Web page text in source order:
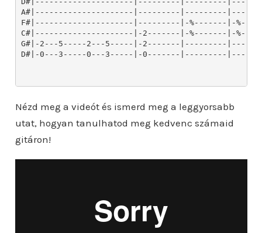
Nézd meg a videót és ismerd meg a leggyorsabb
utat, hogyan tanulhatod meg kedvenc számaid
gitáron!